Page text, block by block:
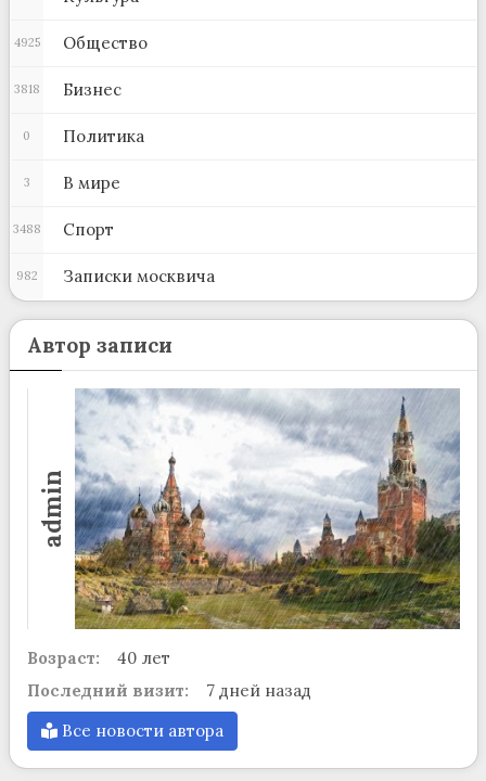
Общество
4925
Бизнес
3818
Политика
0
В мире
3
Спорт
3488
Записки москвича
982
Автор записи
admin
Возраст:
40 лет
Последний визит:
7 дней назад
Все новости автора